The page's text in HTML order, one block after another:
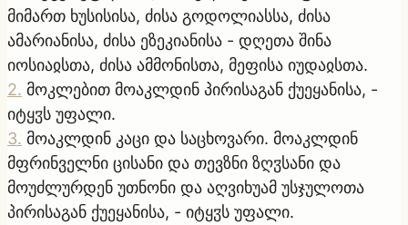
მიმართ ხუსისისა, ძისა გოდოლიასსა, ძისა
ამარიანისა, ძისა ეზეკიანისა - დღეთა შინა
იოსიაჲსთა, ძისა ამმონისთა, მეფისა იუდაჲსთა.
2. მოკლებით მოაკლდინ პირისაგან ქუეყანისა, -
იტყჳს უფალი.
3. მოაკლდინ კაცი და საცხოვარი. მოაკლდინ
მფრინველნი ცისანი და თევზნი ზღჳსანი და
მოუძლურდენ უთნონი და აღვიხუამ უსჯულოთა
პირისაგან ქუეყანისა, - იტყჳს უფალი.